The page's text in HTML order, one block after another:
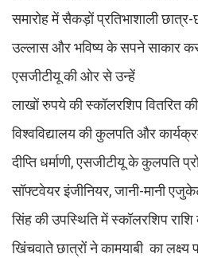
समारोह में सैकड़ों प्रतिभाशाली
उल्लास और भविष्य के सपने साकार
एसजीटीयू की ओर से उन्हें
लाखों रुपये की स्कॉलरशिप वितरित
विश्वविद्यालय की कुलपति और
दीप्ति धर्माणी, एसजीटीयू के कुलपति
सॉफ्टवेयर इंजीनियर, जानी-मानी
सिंह की उपस्थिति में स्कॉलरशिप
खिंचवाते छात्रों ने कामयाबी का लक्ष्य